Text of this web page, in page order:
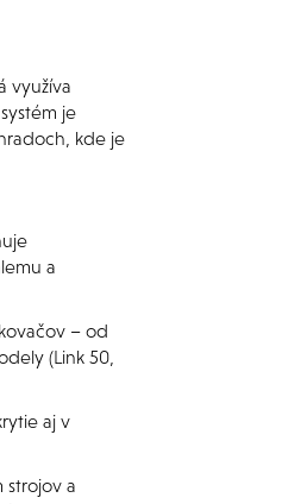
využíva
je
kde je
a
– od
(Link 50,
aj v
strojov a